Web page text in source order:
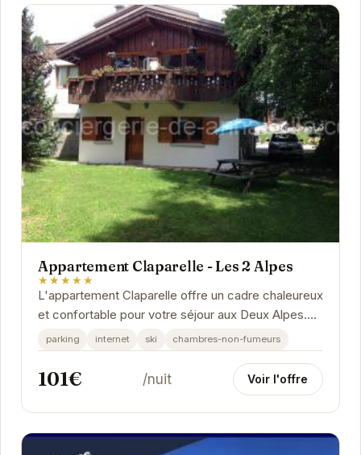
Appartement Claparelle - Les 2 Alpes
★★★★★
L'appartement Claparelle offre un cadre chaleureux
et confortable pour votre séjour aux Deux Alpes.
Situé à proximité des pistes de ski, il...
parking internet ski chambres-non-fumeurs
101€ /nuit Voir l'offre